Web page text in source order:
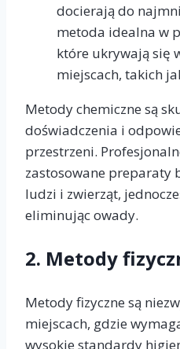
docierają do
metoda idealna w
które ukrywają się
miejscach, takich
Metody chemiczne są
doświadczenia i
przestrzeni.
zastosowane preparaty
ludzi i zwierząt,
eliminując owady.
2. Metody
Metody fizyczne są
miejscach, gdzie
wysokie standardy